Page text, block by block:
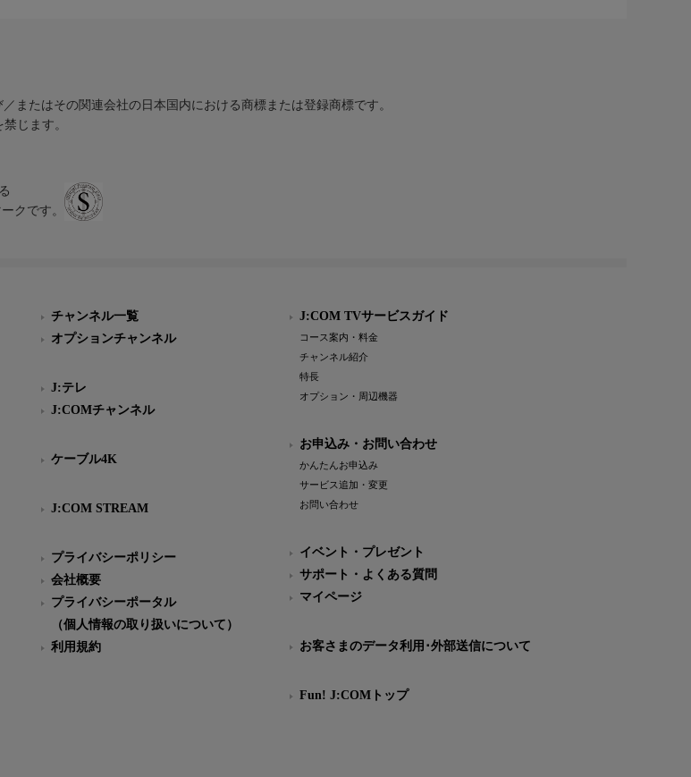
またはその関連会社の日本国内における商標または登録商標です。
じます。
クです。
チャンネル一覧
オプションチャンネル
J:テレ
J:COMチャンネル
ケーブル4K
J:COM STREAM
プライバシーポリシー
会社概要
プライバシーポータル
（個人情報の取り扱いについて）
利用規約
J:COM TVサービスガイド
コース案内・料金
チャンネル紹介
特長
オプション・周辺機器
お申込み・お問い合わせ
かんたんお申込み
サービス追加・変更
お問い合わせ
イベント・プレゼント
サポート・よくある質問
マイページ
お客さまのデータ利用･外部送信について
Fun! J:COMトップ